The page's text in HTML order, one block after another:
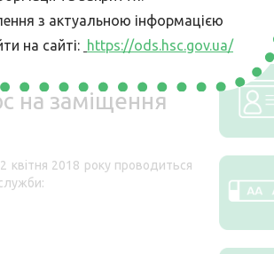
оголошено конкурс на заміщення
центрі МВС
на заміщення
квітня 2018 року проводиться
з актуальною інформацією
на сайті: https://ods.hsc.gov.ua/